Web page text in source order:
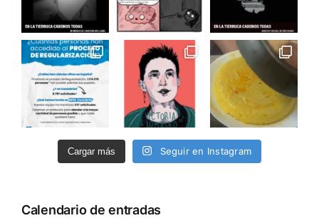
Cargar más Seguir en Instagram
Calendario de entradas